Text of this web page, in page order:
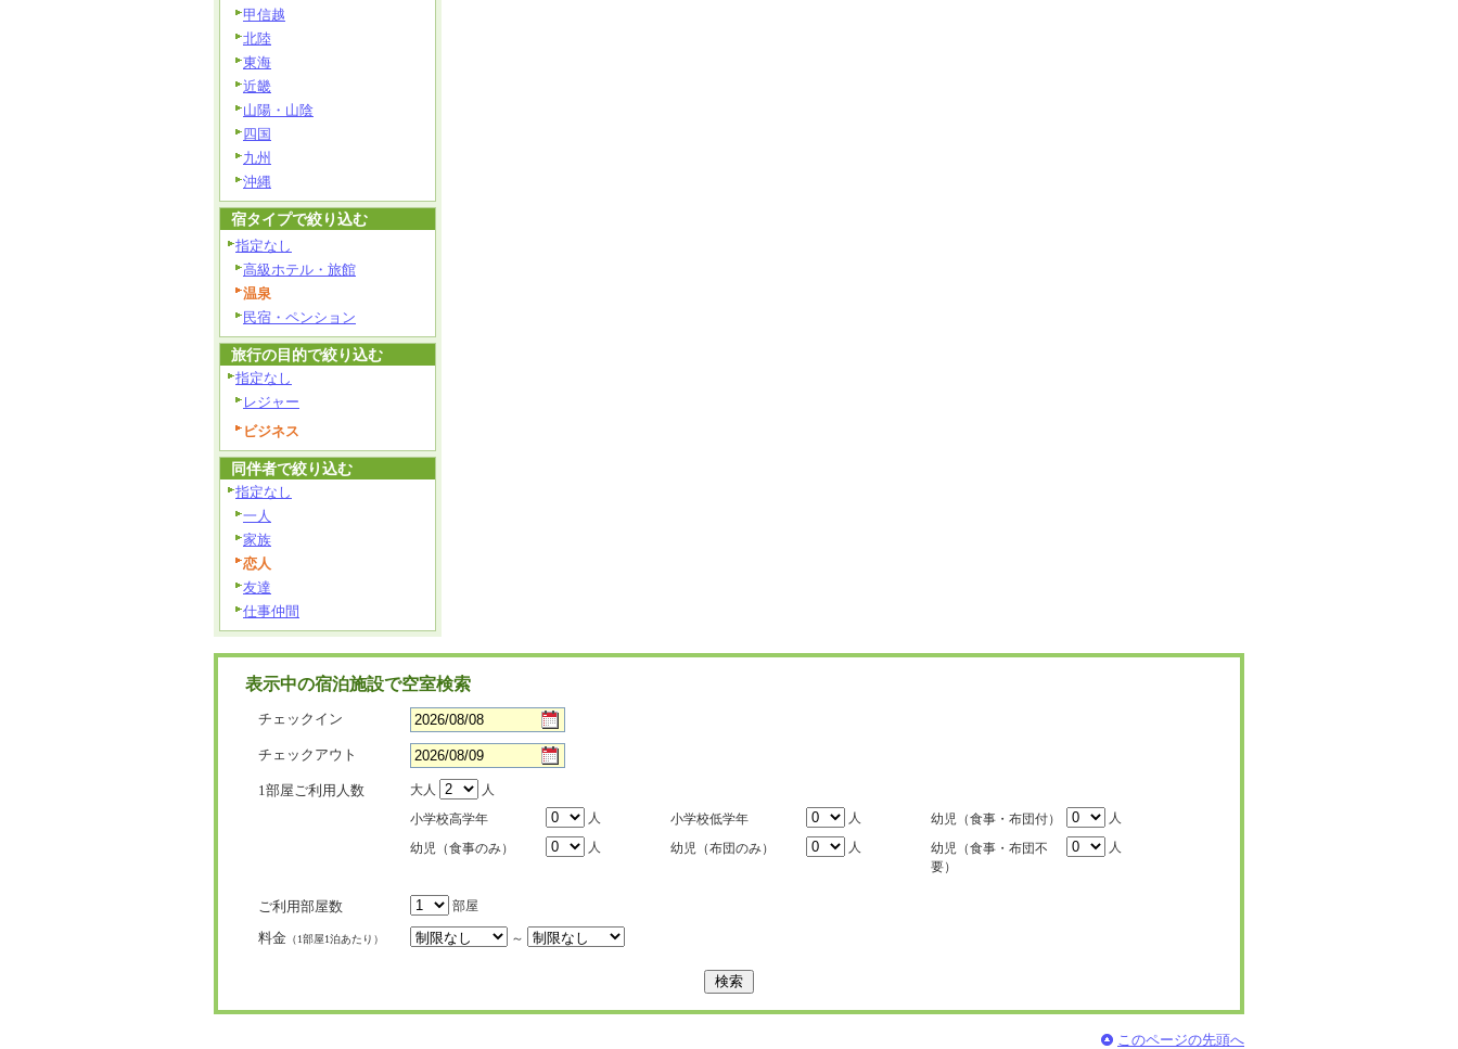
甲信越
北陸
東海
近畿
山陽・山陰
四国
九州
沖縄
宿タイプで絞り込む
指定なし
高級ホテル・旅館
温泉
民宿・ペンション
旅行の目的で絞り込む
指定なし
レジャー
ビジネス
同伴者で絞り込む
指定なし
一人
家族
恋人
友達
仕事仲間
表示中の宿泊施設で空室検索
チェックイン
チェックアウト
1部屋ご利用人数 大人
人
小学校高学年
人 小学校低学年 人 幼児（食事・布団付）
人
幼児（食事のみ）
人 幼児（布団のみ） 人
幼児（食事・布団不
要）
人
ご利用部屋数 部屋
料金 （1部屋1泊あたり） ～
このページの先頭へ